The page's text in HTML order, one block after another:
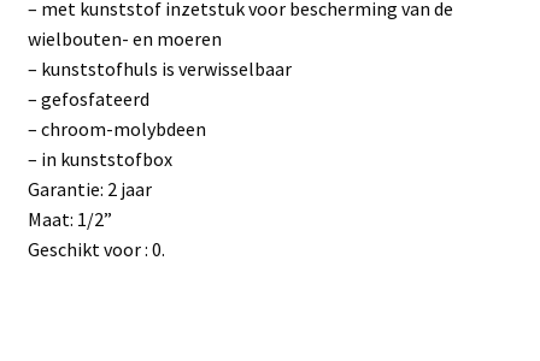
– met kunststof inzetstuk voor bescherming van de
wielbouten- en moeren
– kunststofhuls is verwisselbaar
– gefosfateerd
– chroom-molybdeen
– in kunststofbox
Garantie: 2 jaar
Maat: 1/2”
Geschikt voor : 0.